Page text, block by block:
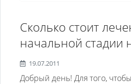
Сколько стоит
начальной стадии
какими должны
жены и матери
19.07.2011
Добрый день! Для того,